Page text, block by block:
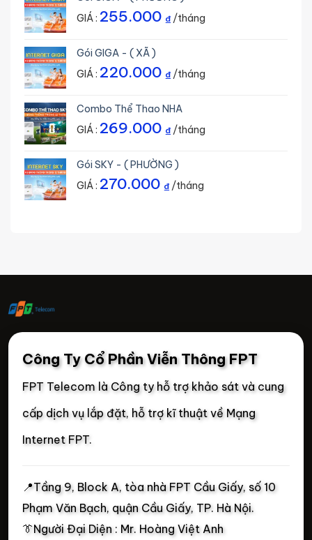
GIÁ : 255.000 ₫/tháng
Gói GIGA - ( XÃ )
GIÁ : 220.000 ₫/tháng
Combo Thể Thao NHA
GIÁ : 269.000 ₫/tháng
Gói SKY - ( PHƯỜNG )
GIÁ : 270.000 ₫/tháng
Công Ty Cổ Phần Viễn Thông FPT
FPT Telecom là Công ty hỗ trợ khảo sát và cung
cấp dịch vụ lắp đặt, hỗ trợ kĩ thuật về Mạng
Internet FPT.
📍Tầng 9, Block A, tòa nhà FPT Cầu Giấy, số 10
Phạm Văn Bạch, quận Cầu Giấy, TP. Hà Nội.
👔Người Đại Diện : Mr. Hoàng Việt Anh